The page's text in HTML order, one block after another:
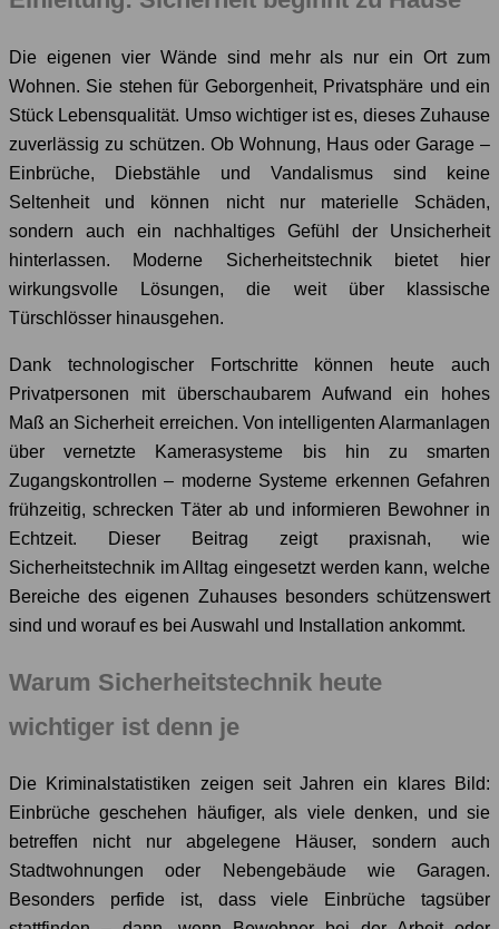
Die eigenen vier Wände sind mehr als nur ein Ort zum
Wohnen. Sie stehen für Geborgenheit, Privatsphäre und ein
Stück Lebensqualität. Umso wichtiger ist es, dieses Zuhause
zuverlässig zu schützen. Ob Wohnung, Haus oder Garage –
Einbrüche, Diebstähle und Vandalismus sind keine
Seltenheit und können nicht nur materielle Schäden,
sondern auch ein nachhaltiges Gefühl der Unsicherheit
hinterlassen. Moderne Sicherheitstechnik bietet hier
wirkungsvolle Lösungen, die weit über klassische
Türschlösser hinausgehen.
Dank technologischer Fortschritte können heute auch
Privatpersonen mit überschaubarem Aufwand ein hohes
Maß an Sicherheit erreichen. Von intelligenten Alarmanlagen
über vernetzte Kamerasysteme bis hin zu smarten
Zugangskontrollen – moderne Systeme erkennen Gefahren
frühzeitig, schrecken Täter ab und informieren Bewohner in
Echtzeit. Dieser Beitrag zeigt praxisnah, wie
Sicherheitstechnik im Alltag eingesetzt werden kann, welche
Bereiche des eigenen Zuhauses besonders schützenswert
sind und worauf es bei Auswahl und Installation ankommt.
Warum Sicherheitstechnik heute
wichtiger ist denn je
Die Kriminalstatistiken zeigen seit Jahren ein klares Bild:
Einbrüche geschehen häufiger, als viele denken, und sie
betreffen nicht nur abgelegene Häuser, sondern auch
Stadtwohnungen oder Nebengebäude wie Garagen.
Besonders perfide ist, dass viele Einbrüche tagsüber